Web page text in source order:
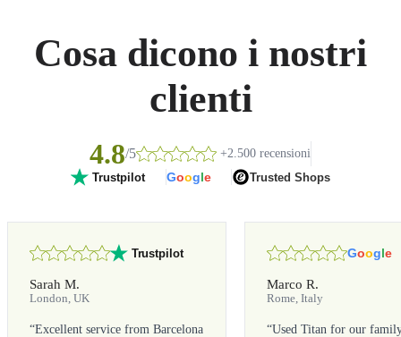
Cosa dicono i nostri
clienti
4.8/5 +2.500 recensioni
Trustpilot Google Trusted Shops
Trustpilot
Sarah M.
London, UK
“Excellent service from Barcelona
Google
Marco R.
Rome, Italy
“Used Titan for our